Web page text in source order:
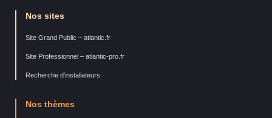
Nos sites
Site Grand Public – atlantic.fr
Site Professionnel – atlantic-pro.fr
Recherche d’installateurs
Nos thèmes